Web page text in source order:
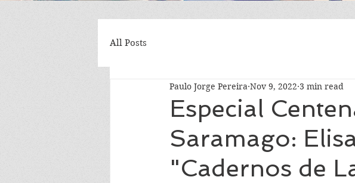
All Posts
Especial
Saramago:
"Cadernos de
Paulo Jorge Pereira Nov 9, 2022 3 min read